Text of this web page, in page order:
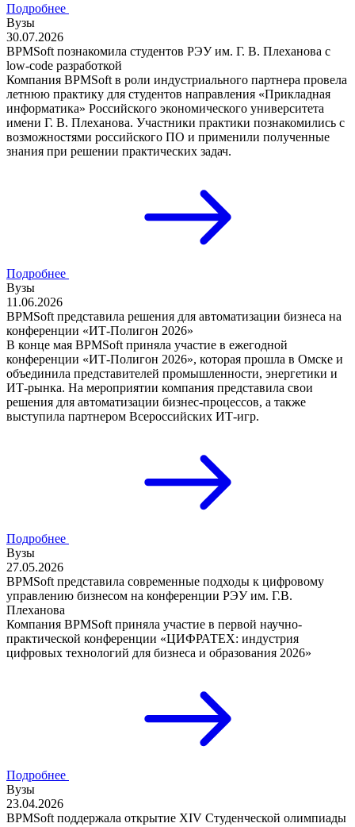
Подробнее
Вузы
30.07.2026
BPMSoft познакомила студентов РЭУ им. Г. В. Плеханова с
low-code разработкой
Компания BPMSoft в роли индустриального партнера провела
летнюю практику для студентов направления «Прикладная
информатика» Российского экономического университета
имени Г. В. Плеханова. Участники практики познакомились с
возможностями российского ПО и применили полученные
знания при решении практических задач.
Подробнее
Вузы
11.06.2026
BPMSoft представила решения для автоматизации бизнеса на
конференции «ИТ-Полигон 2026»
В конце мая BPMSoft приняла участие в ежегодной
конференции «ИТ-Полигон 2026», которая прошла в Омске и
объединила представителей промышленности, энергетики и
ИТ-рынка. На мероприятии компания представила свои
решения для автоматизации бизнес-процессов, а также
выступила партнером Всероссийских ИТ-игр.
Подробнее
Вузы
27.05.2026
BPMSoft представила современные подходы к цифровому
управлению бизнесом на конференции РЭУ им. Г.В.
Плеханова
Компания BPMSoft приняла участие в первой научно-
практической конференции «ЦИФРАТЕХ: индустрия
цифровых технологий для бизнеса и образования 2026»
Подробнее
Вузы
23.04.2026
BPMSoft поддержала открытие XIV Студенческой олимпиады